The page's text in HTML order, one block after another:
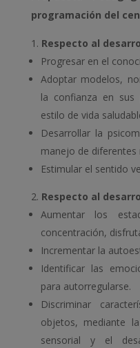
programación del
Respecto al
Progresar en el
Adoptar modelos,
la confianza en sus
estilo de vida
Desarrollar la
manejo de diferentes
Estimular el sentido
Respecto al
Aumentar los
concentración,
Incrementar la
Identificar las
para autorregularse.
Discriminar
objetos, mediante
sensorial y el